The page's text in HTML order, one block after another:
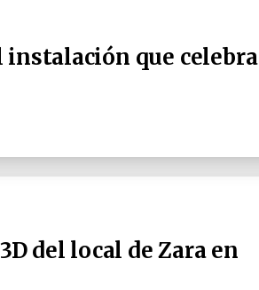
que celebra
del local de Zara en